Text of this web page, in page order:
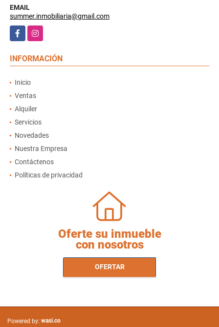
EMAIL
summer.inmobiliaria@gmail.com
FacebookInstagram
INFORMACIÓN
Inicio
Ventas
Alquiler
Servicios
Novedades
Nuestra Empresa
Contáctenos
Políticas de privacidad
Oferte su inmueble
con nosotros
OFERTAR
Powered by: wasi.co